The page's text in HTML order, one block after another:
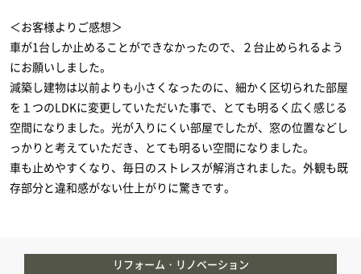
＜お客様よりご感想＞
車が1台しか止めることができなかったので、２台止められるよう
にお願いしました。
減築し建物は以前よりも小さくなったのに、細かく区切られた部屋
を１つのLDKに変更していただいた事で、とても明るく広く感じる
空間になりました。光が入りにくい部屋でしたが、窓の位置などし
っかりと考えていただき、とても明るい空間になりました。
車も止めやすくなり、毎日のストレスが解消されました。外観も既
存部分と違和感がない仕上がりに驚きです。
リフォーム・リノベーション